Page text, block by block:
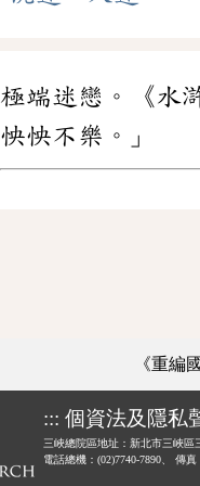
極端迷戀。《水
怏怏不樂。」
《重編
::: 個資法及隱私
三峽總院區地址：新北市三峽區
電話總機：(02)7740-7890、
傳真